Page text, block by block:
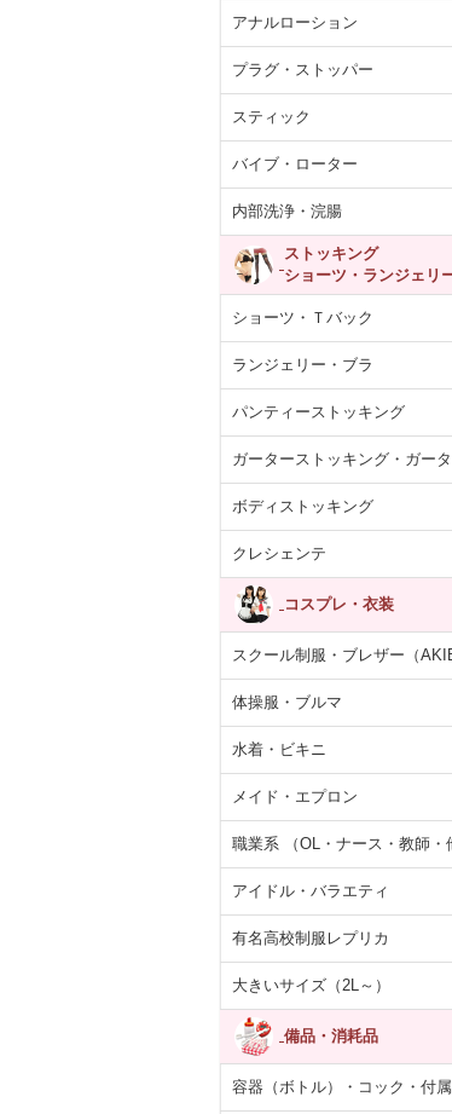
アナルローション
プラグ・ストッパー
スティック
バイブ・ローター
内部洗浄・浣腸
ストッキング
ショーツ・ランジェリ
ショーツ・Ｔバック
ランジェリー・ブラ
パンティーストッキング
ガーターストッキング・ガー
ボディストッキング
クレシェンテ
コスプレ・衣装
スクール制服・ブレザー（
体操服・ブルマ
水着・ビキニ
メイド・エプロン
職業系 （OL・ナース・教師・
アイドル・バラエティ
有名高校制服レプリカ
大きいサイズ（2L～）
備品・消耗品
容器（ボトル）・コック・付